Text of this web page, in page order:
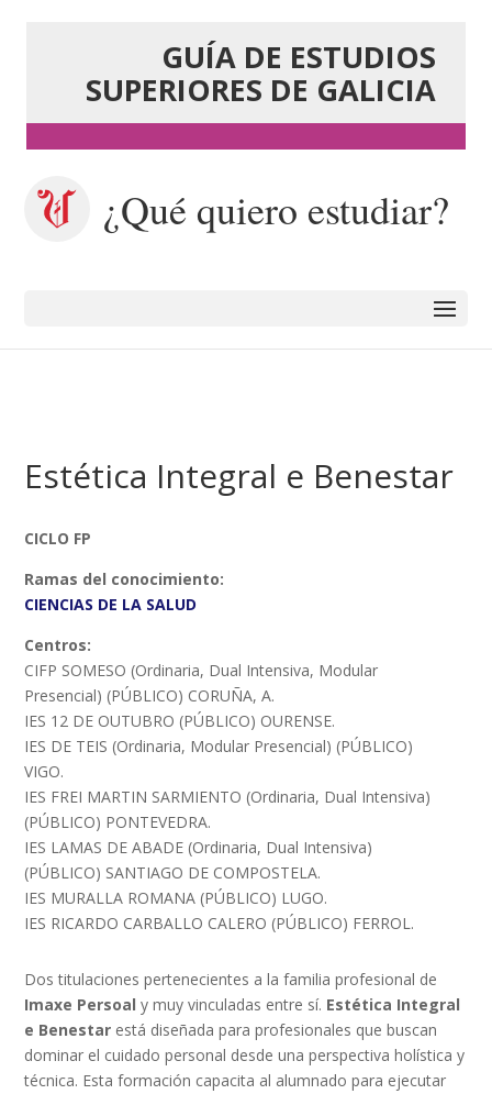
GUÍA DE ESTUDIOS
SUPERIORES DE GALICIA
¿Qué quiero estudiar?
Estética Integral e Benestar
CICLO FP
Ramas del conocimiento:
CIENCIAS DE LA SALUD
Centros:
CIFP SOMESO (Ordinaria, Dual Intensiva, Modular
Presencial) (PÚBLICO) CORUÑA, A.
IES 12 DE OUTUBRO (PÚBLICO) OURENSE.
IES DE TEIS (Ordinaria, Modular Presencial) (PÚBLICO)
VIGO.
IES FREI MARTIN SARMIENTO (Ordinaria, Dual Intensiva)
(PÚBLICO) PONTEVEDRA.
IES LAMAS DE ABADE (Ordinaria, Dual Intensiva)
(PÚBLICO) SANTIAGO DE COMPOSTELA.
IES MURALLA ROMANA (PÚBLICO) LUGO.
IES RICARDO CARBALLO CALERO (PÚBLICO) FERROL.
Dos titulaciones pertenecientes a la familia profesional de
Imaxe Persoal y muy vinculadas entre sí. Estética Integral
e Benestar está diseñada para profesionales que buscan
dominar el cuidado personal desde una perspectiva holística y
técnica. Esta formación capacita al alumnado para ejecutar